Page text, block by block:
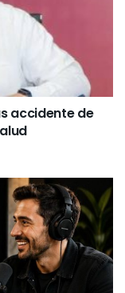
accidente de